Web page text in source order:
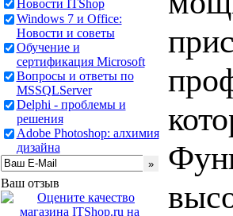
Новости ITShop
Windows 7 и Office:
Новости и советы
Обучение и
сертификация Microsoft
Вопросы и ответы по
MSSQLServer
Delphi - проблемы и
решения
Adobe Photoshop: алхимия
дизайна
Ваш отзыв